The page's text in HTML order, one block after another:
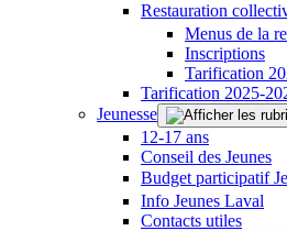
Restauration
Menus de la
Inscriptions
Tarification
Tarification 2025-
Jeunesse
12-17 ans
Conseil des Jeunes
Budget participatif
Info Jeunes Laval
Contacts utiles